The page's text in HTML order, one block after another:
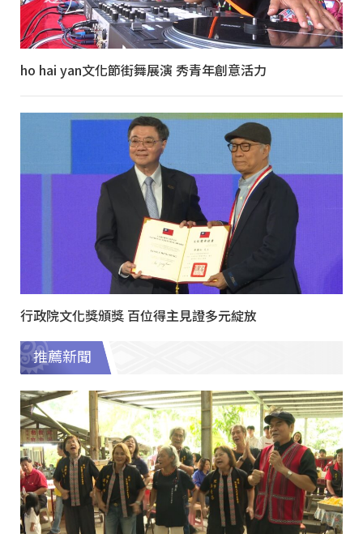
ho hai yan文化節街舞展演 秀青年創意活力
行政院文化獎頒獎 百位得主見證多元綻放
推薦新聞